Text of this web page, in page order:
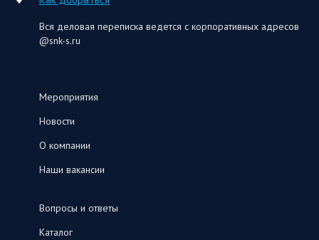
Вся деловая переписка ведется с корпоративных адресов
@snk-s.ru
Мероприятия
Новости
О компании
Наши вакансии
Вопросы и ответы
Каталог